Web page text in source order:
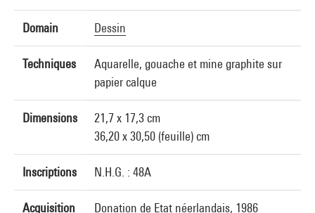
Domain Dessin
Techniques
Aquarelle, gouache et mine graphite sur
papier calque
Dimensions
21,7 x 17,3 cm
36,20 x 30,50 (feuille) cm
Inscriptions N.H.G. : 48A
Acquisition Donation de Etat néerlandais, 1986